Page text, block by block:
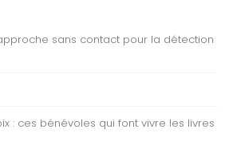
sans contact pour la détection
: ces bénévoles qui font vivre les livres